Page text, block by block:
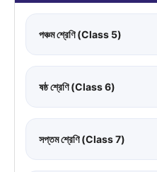
পঞ্চম শ্রেণি (Class 5)
ষষ্ঠ শ্রেণি (Class 6)
সপ্তম শ্রেণি (Class 7)